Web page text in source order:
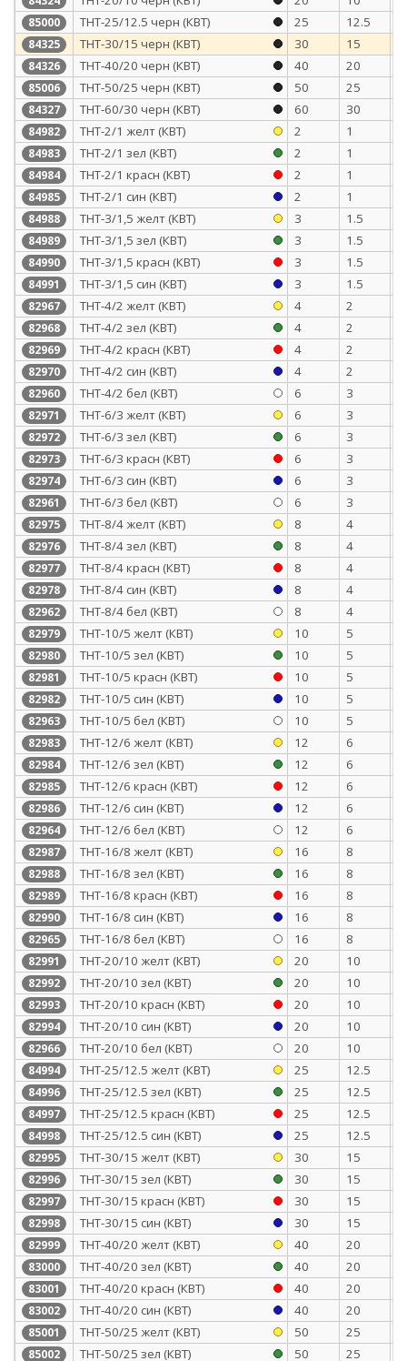
85000 ТНТ-25/12.5 черн (КВТ) 25 12.5
84325 ТНТ-30/15 черн (КВТ) 30 15
84326 ТНТ-40/20 черн (КВТ) 40 20
85006 ТНТ-50/25 черн (КВТ) 50 25
84327 ТНТ-60/30 черн (КВТ) 60 30
84982 ТНТ-2/1 желт (КВТ) 2 1
84983 ТНТ-2/1 зел (КВТ) 2 1
84984 ТНТ-2/1 красн (КВТ) 2 1
84985 ТНТ-2/1 син (КВТ) 2 1
84988 ТНТ-3/1,5 желт (КВТ) 3 1.5
84989 ТНТ-3/1,5 зел (КВТ) 3 1.5
84990 ТНТ-3/1,5 красн (КВТ) 3 1.5
84991 ТНТ-3/1,5 син (КВТ) 3 1.5
82967 ТНТ-4/2 желт (КВТ) 4 2
82968 ТНТ-4/2 зел (КВТ) 4 2
82969 ТНТ-4/2 красн (КВТ) 4 2
82970 ТНТ-4/2 син (КВТ) 4 2
82960 ТНТ-4/2 бел (КВТ) 6 3
82971 ТНТ-6/3 желт (КВТ) 6 3
82972 ТНТ-6/3 зел (КВТ) 6 3
82973 ТНТ-6/3 красн (КВТ) 6 3
82974 ТНТ-6/3 син (КВТ) 6 3
82961 ТНТ-6/3 бел (КВТ) 6 3
82975 ТНТ-8/4 желт (КВТ) 8 4
82976 ТНТ-8/4 зел (КВТ) 8 4
82977 ТНТ-8/4 красн (КВТ) 8 4
82978 ТНТ-8/4 син (КВТ) 8 4
82962 ТНТ-8/4 бел (КВТ) 8 4
82979 ТНТ-10/5 желт (КВТ) 10 5
82980 ТНТ-10/5 зел (КВТ) 10 5
82981 ТНТ-10/5 красн (КВТ) 10 5
82982 ТНТ-10/5 син (КВТ) 10 5
82963 ТНТ-10/5 бел (КВТ) 10 5
82983 ТНТ-12/6 желт (КВТ) 12 6
82984 ТНТ-12/6 зел (КВТ) 12 6
82985 ТНТ-12/6 красн (КВТ) 12 6
82986 ТНТ-12/6 син (КВТ) 12 6
82964 ТНТ-12/6 бел (КВТ) 12 6
82987 ТНТ-16/8 желт (КВТ) 16 8
82988 ТНТ-16/8 зел (КВТ) 16 8
82989 ТНТ-16/8 красн (КВТ) 16 8
82990 ТНТ-16/8 син (КВТ) 16 8
82965 ТНТ-16/8 бел (КВТ) 16 8
82991 ТНТ-20/10 желт (КВТ) 20 10
82992 ТНТ-20/10 зел (КВТ) 20 10
82993 ТНТ-20/10 красн (КВТ) 20 10
82994 ТНТ-20/10 син (КВТ) 20 10
82966 ТНТ-20/10 бел (КВТ) 20 10
84994 ТНТ-25/12.5 желт (КВТ) 25 12.5
84996 ТНТ-25/12.5 зел (КВТ) 25 12.5
84997 ТНТ-25/12.5 красн (КВТ) 25 12.5
84998 ТНТ-25/12.5 син (КВТ) 25 12.5
82995 ТНТ-30/15 желт (КВТ) 30 15
82996 ТНТ-30/15 зел (КВТ) 30 15
82997 ТНТ-30/15 красн (КВТ) 30 15
82998 ТНТ-30/15 син (КВТ) 30 15
82999 ТНТ-40/20 желт (КВТ) 40 20
83000 ТНТ-40/20 зел (КВТ) 40 20
83001 ТНТ-40/20 красн (КВТ) 40 20
83002 ТНТ-40/20 син (КВТ) 40 20
85001 ТНТ-50/25 желт (КВТ) 50 25
85002 ТНТ-50/25 зел (КВТ) 50 25